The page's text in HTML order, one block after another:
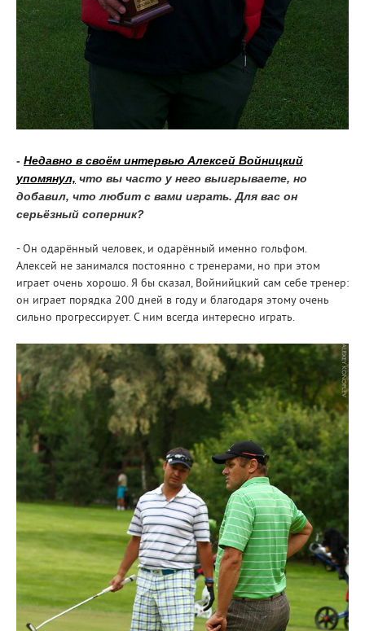
- Недавно в своём интервью Алексей Войницкий
упомянул, что вы часто у него выигрываете, но
добавил, что любит с вами играть. Для вас он
серьёзный соперник?
- Он одарённый человек, и одарённый именно гольфом.
Алексей не занимался постоянно с тренерами, но при этом
играет очень хорошо. Я бы сказал, Войнийцкий сам себе тренер:
он играет порядка 200 дней в году и благодаря этому очень
сильно прогрессирует. С ним всегда интересно играть.